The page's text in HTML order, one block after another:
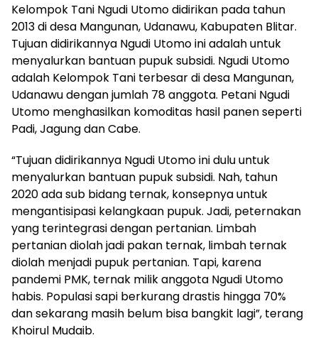
Kelompok Tani Ngudi Utomo didirikan pada tahun
2013 di desa Mangunan, Udanawu, Kabupaten Blitar.
Tujuan didirikannya Ngudi Utomo ini adalah untuk
menyalurkan bantuan pupuk subsidi. Ngudi Utomo
adalah Kelompok Tani terbesar di desa Mangunan,
Udanawu dengan jumlah 78 anggota. Petani Ngudi
Utomo menghasilkan komoditas hasil panen seperti
Padi, Jagung dan Cabe.
“Tujuan didirikannya Ngudi Utomo ini dulu untuk
menyalurkan bantuan pupuk subsidi. Nah, tahun
2020 ada sub bidang ternak, konsepnya untuk
mengantisipasi kelangkaan pupuk. Jadi, peternakan
yang terintegrasi dengan pertanian. Limbah
pertanian diolah jadi pakan ternak, limbah ternak
diolah menjadi pupuk pertanian. Tapi, karena
pandemi PMK, ternak milik anggota Ngudi Utomo
habis. Populasi sapi berkurang drastis hingga 70%
dan sekarang masih belum bisa bangkit lagi”, terang
Khoirul Mudaib.